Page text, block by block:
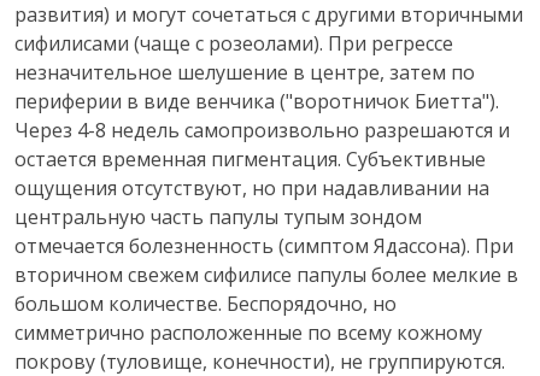
развития) и могут сочетаться с другими вторичными
сифилисами (чаще с розеолами). При регрессе
незначительное шелушение в центре, затем по
периферии в виде венчика ("воротничок Биетта").
Через 4-8 недель самопроизвольно разрешаются и
остается временная пигментация. Субъективные
ощущения отсутствуют, но при надавливании на
центральную часть папулы тупым зондом
отмечается болезненность (симптом Ядассона). При
вторичном свежем сифилисе папулы более мелкие в
большом количестве. Беспорядочно, но
симметрично расположенные по всему кожному
покрову (туловище, конечности), не группируются.